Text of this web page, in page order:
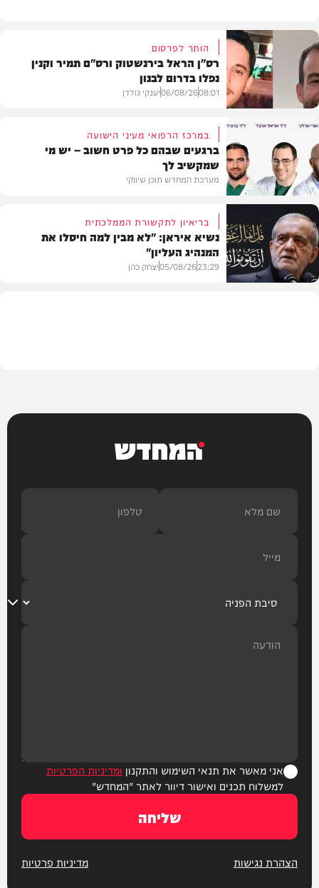
חדשות
הותר לפרסום
רס"ן הראל בירנשטוק ורס"ם תמיר וקנין
נפלו בדרום לבנון
08:01
06/08/26יענקי גולדן
תוכן שיווקי
במרכז הרפואי מעיני הישועה
ברגעים שבהם כל פרט חשוב – יש מי
שמקשיב לך
מערכת המחדש תוכן שיווקי
בריאיון לתקשורת הממלכתית
נשיא איראן: "לא מבין למה חיסלו את
המנהיג העליון"
23:29
05/08/26יצחק כהן
המחדש
אני מאשר את תנאי השימוש והתקנון ומדיניות הפרטיות
למשלוח תכנים ואישור דיוור לאתר "המחדש"
שליחה
הצהרת נגישות מדיניות פרטיות